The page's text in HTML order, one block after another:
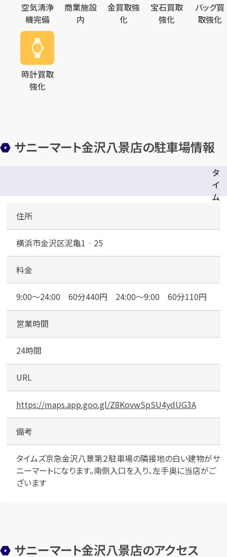
空気清浄
機完備
商業施設
内
金買取強
化
宝石買取
強化
バッグ買
取強化
時計買取
強化
サニーマート金沢八景店の駐車場情報
タ
イ
ム
急
沢
景
住所
横浜市金沢区泥亀1‐25
料金
9:00～24:00 60分440円 24:00～9:00 60分110円
営業時間
24時間
URL
https://maps.app.goo.gl/Z8KovwSpSU4ydUG3A
備考
タイムズ京急金沢八景第２駐車場の隣接地の白い建物がサ
ニーマートになります。南側入口を入り、左手奥に当店がご
ざいます
サニーマート金沢八景店のアクセス